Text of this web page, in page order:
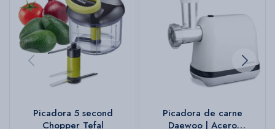
Picadora 5 second
Chopper Tefal
Picadora de carne
Daewoo | Acero